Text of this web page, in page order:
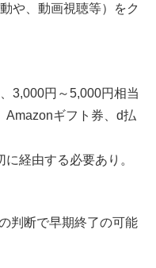
や、動画視聴等）をク
3,000円～5,000円相当
Amazonギフト券、d払
に経由する必要あり。
判断で早期終了の可能